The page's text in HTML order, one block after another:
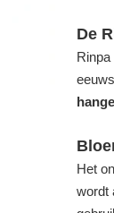
De
Het
wordt